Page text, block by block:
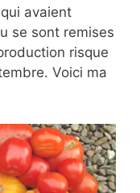
avaient
se sont remises
risque
Voici ma